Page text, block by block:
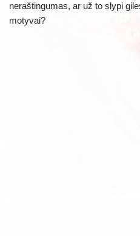
neraštingumas, ar už to slypi
motyvai?